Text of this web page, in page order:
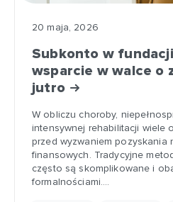
20 maja, 2026
Subkonto w
wsparcie w walce o
jutro
W obliczu choroby,
intensywnej rehabilitacji wiele
przed wyzwaniem pozyskania
finansowych. Tradycyjne
często są skomplikowane i
formalnościami.…